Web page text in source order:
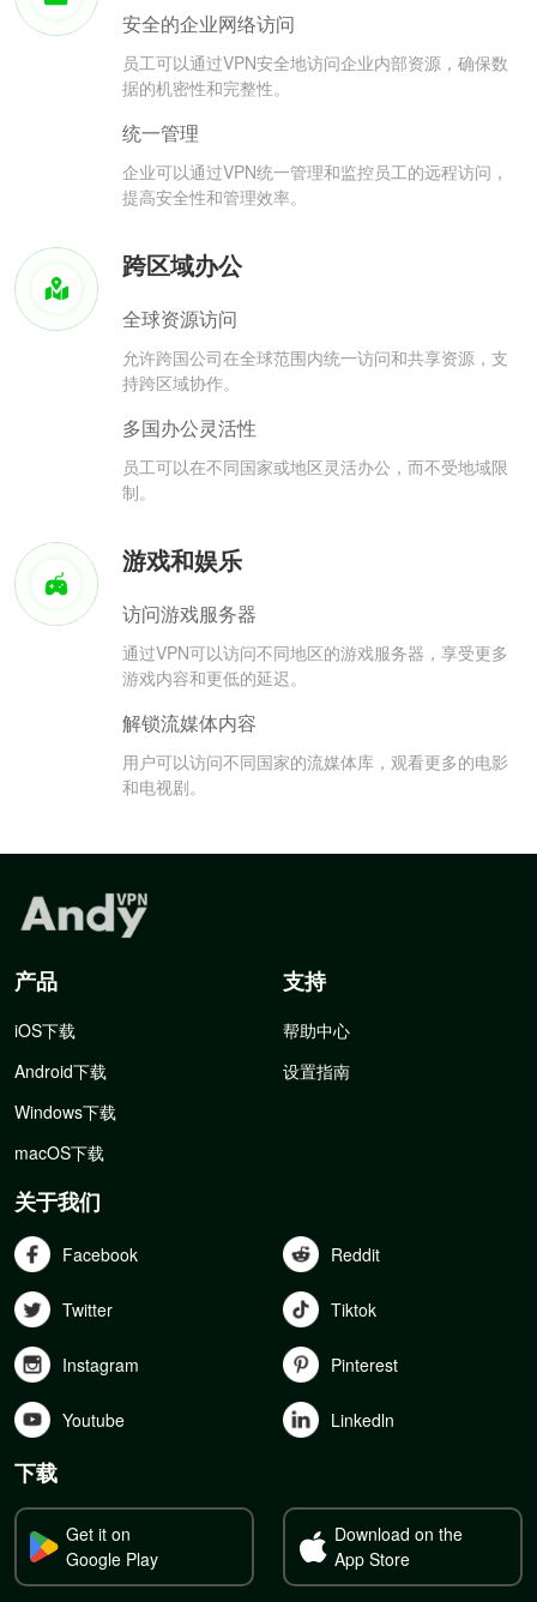
安全的企业网络访问
员工可以通过VPN安全地访问企业内部资源，确保数
据的机密性和完整性。
统一管理
企业可以通过VPN统一管理和监控员工的远程访问，
提高安全性和管理效率。
跨区域办公
全球资源访问
允许跨国公司在全球范围内统一访问和共享资源，支
持跨区域协作。
多国办公灵活性
员工可以在不同国家或地区灵活办公，而不受地域限
制。
游戏和娱乐
访问游戏服务器
通过VPN可以访问不同地区的游戏服务器，享受更多
游戏内容和更低的延迟。
解锁流媒体内容
用户可以访问不同国家的流媒体库，观看更多的电影
和电视剧。
产品
iOS下载
Android下载
Windows下载
macOS下载
支持
帮助中心
设置指南
关于我们
Facebook Reddit
Twitter Tiktok
Instagram Pinterest
Youtube Linkedln
下载
Get it on
Google Play
Download on the
App Store